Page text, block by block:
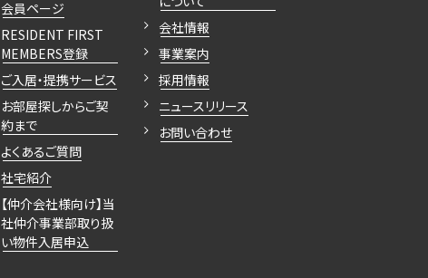
会員ページ
RESIDENT FIRST
MEMBERS登録
ご入居・提携サービス
お部屋探しからご契
約まで
よくあるご質問
社宅紹介
【仲介会社様向け】当
社仲介事業部取り扱
い物件入居申込
会社情報
事業案内
採用情報
ニュースリリース
お問い合わせ